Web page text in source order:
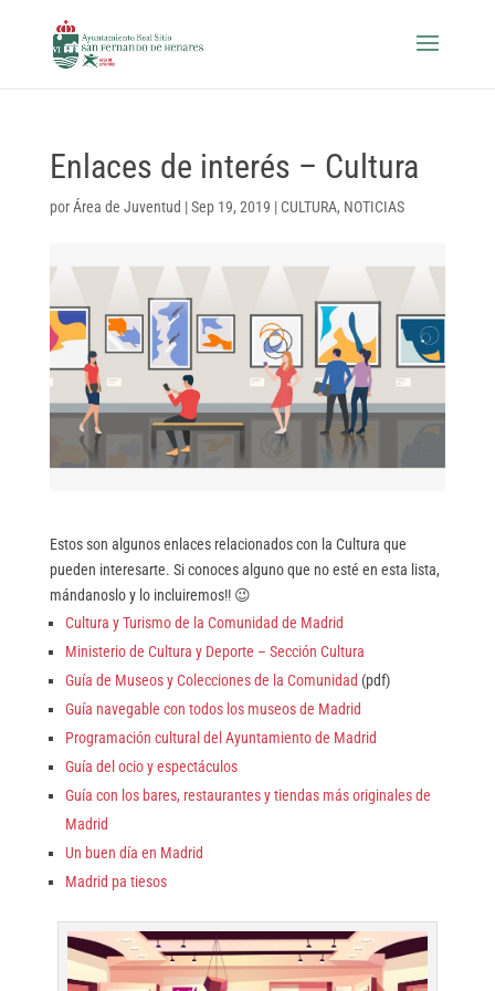
Enlaces de interés – Cultura
porÁrea de Juventud |Sep 19, 2019 | CULTURA, NOTICIAS
Estos son algunos enlaces relacionados con la Cultura que
pueden interesarte. Si conoces alguno que no esté en esta lista,
mándanoslo y lo incluiremos!! 😉
Cultura y Turismo de la Comunidad de Madrid
Ministerio de Cultura y Deporte – Sección Cultura
Guía de Museos y Colecciones de la Comunidad (pdf)
Guía navegable con todos los museos de Madrid
Programación cultural del Ayuntamiento de Madrid
Guía del ocio y espectáculos
Guía con los bares, restaurantes y tiendas más originales de
Madrid
Un buen día en Madrid
Madrid pa tiesos